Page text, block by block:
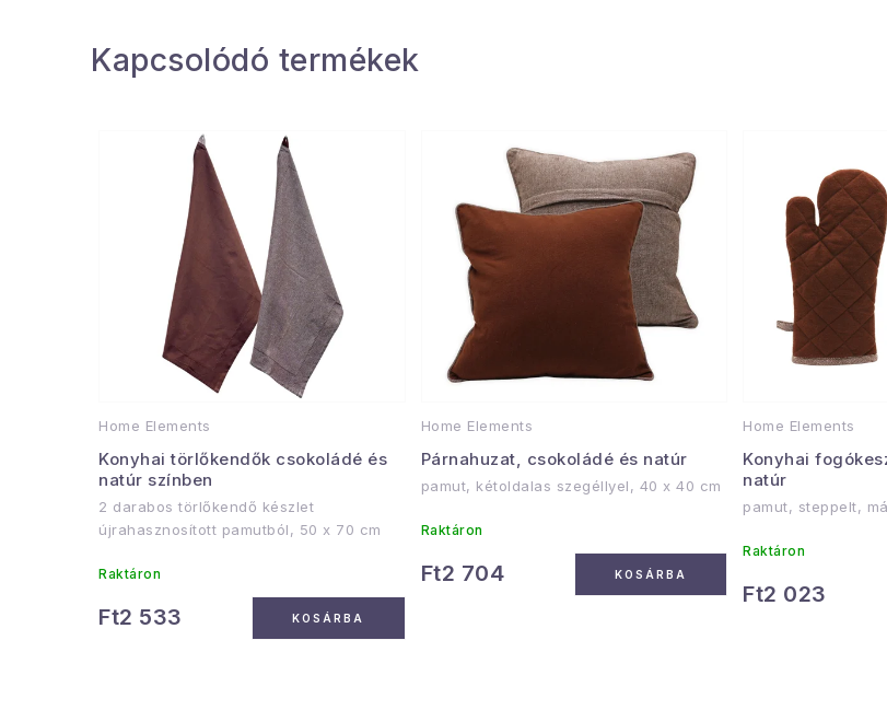
Kapcsolódó termékek
Home Elements
Konyhai törlőkendők csokoládé és
natúr színben
2 darabos törlőkendő készlet
újrahasznosított pamutból, 50 x 70 cm
Raktáron
Ft2 533 KOSÁRBA
Home Elements
Párnahuzat, csokoládé és natúr
pamut, kétoldalas szegéllyel, 40 x 40 cm
Raktáron
Ft2 704 KOSÁRBA
Home Elements
Konyhai
natúr
pamut, steppelt,
Raktáron
Ft2 023